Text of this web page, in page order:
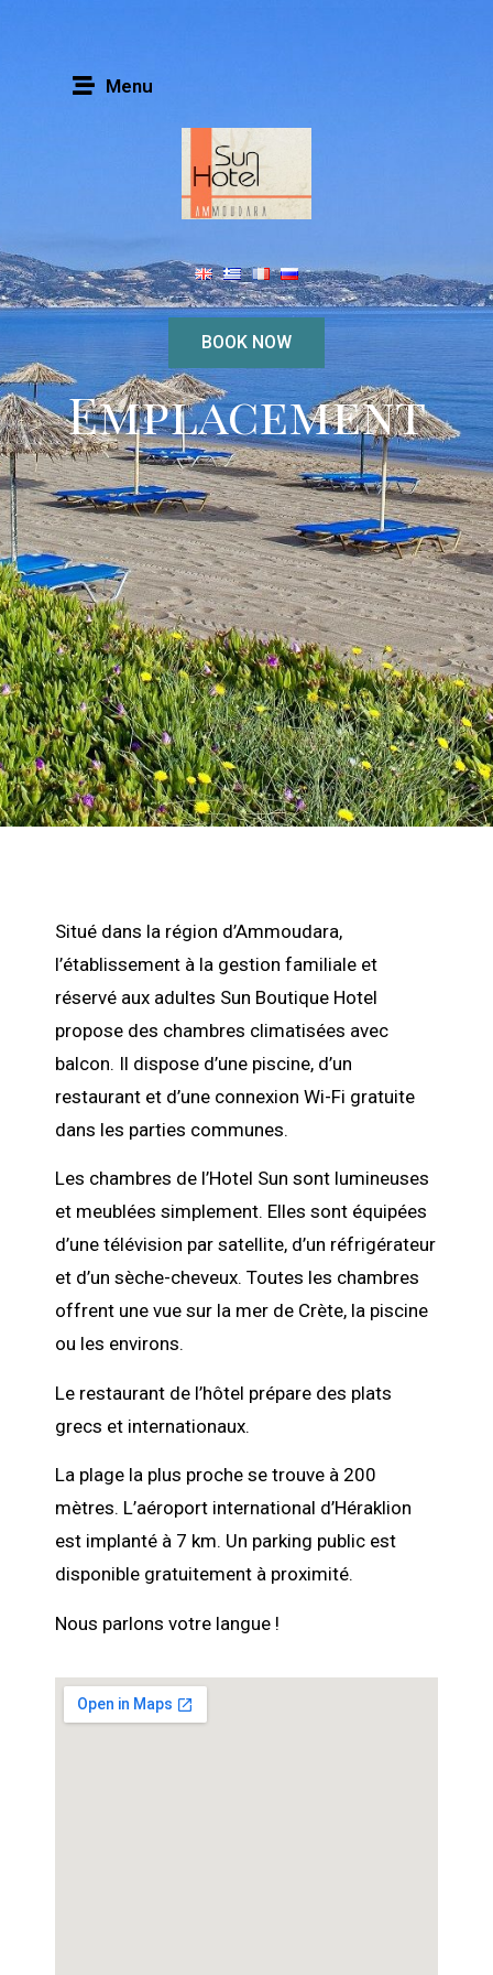
Menu
BOOK NOW
Emplacement
Situé dans la région d’Ammoudara,
l’établissement à la gestion familiale et
réservé aux adultes Sun Boutique Hotel
propose des chambres climatisées avec
balcon. Il dispose d’une piscine, d’un
restaurant et d’une connexion Wi-Fi gratuite
dans les parties communes.
Les chambres de l’Hotel Sun sont lumineuses
et meublées simplement. Elles sont équipées
d’une télévision par satellite, d’un réfrigérateur
et d’un sèche-cheveux. Toutes les chambres
offrent une vue sur la mer de Crète, la piscine
ou les environs.
Le restaurant de l’hôtel prépare des plats
grecs et internationaux.
La plage la plus proche se trouve à 200
mètres. L’aéroport international d’Héraklion
est implanté à 7 km. Un parking public est
disponible gratuitement à proximité.
Nous parlons votre langue !